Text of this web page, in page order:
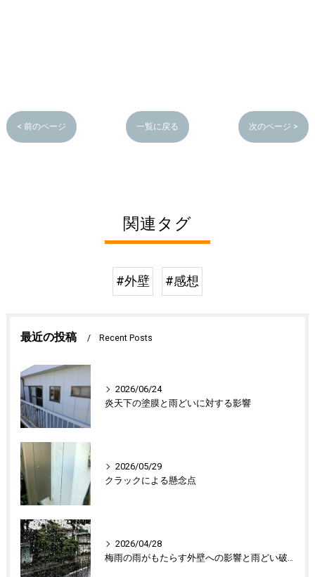
< 前のページ 一覧に戻る 次のページ >
関連タグ
#外壁 #感想
最近の投稿 Recent Posts
2026/06/24
炎天下の塗膜と雨どいに対する影響
2026/05/29
クラックによる懸念点
2026/04/28
梅雨の雨がもたらす外壁への影響と雨どい破損の懸念点